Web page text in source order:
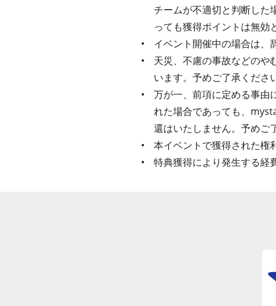
チームが不適切と判断した
っても獲得ポイントは無効
イベント開催中の場合は、
天災、不慮の事故などのや
います。予めご了承ください
万が一、前項に定める事由
れた場合であっても、
還はいたしません。予めご
本イベントで獲得された権
特典獲得により発生する経